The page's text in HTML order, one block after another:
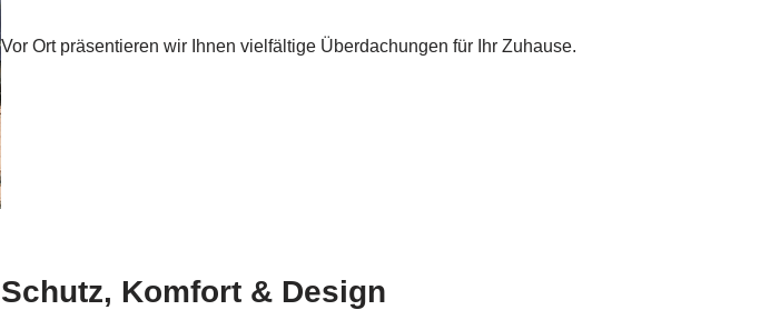
Vor Ort präsentieren wir Ihnen vielfältige Überdachungen für Ihr Zuhause.
Schutz, Komfort & Design